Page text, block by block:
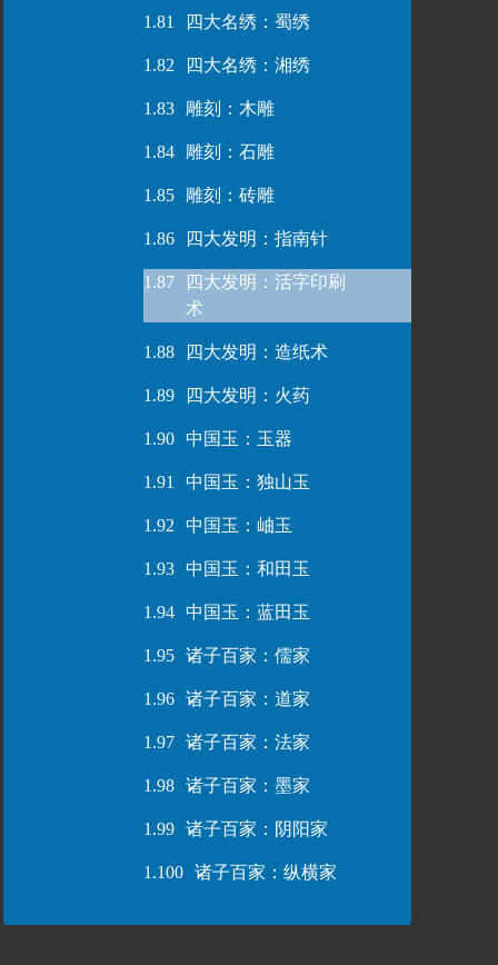
1.81 四大名绣：蜀绣
1.82 四大名绣：湘绣
1.83 雕刻：木雕
1.84 雕刻：石雕
1.85 雕刻：砖雕
1.86 四大发明：指南针
1.87
四大发明：活字印刷
术
1.88 四大发明：造纸术
1.89 四大发明：火药
1.90 中国玉：玉器
1.91 中国玉：独山玉
1.92 中国玉：岫玉
1.93 中国玉：和田玉
1.94 中国玉：蓝田玉
1.95 诸子百家：儒家
1.96 诸子百家：道家
1.97 诸子百家：法家
1.98 诸子百家：墨家
1.99 诸子百家：阴阳家
1.100 诸子百家：纵横家